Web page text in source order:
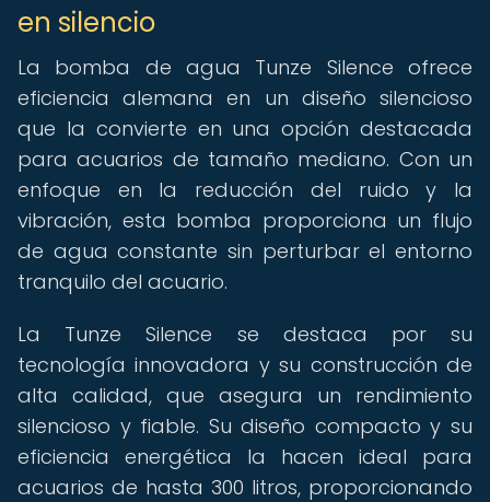
en silencio
La bomba de agua Tunze Silence ofrece
eficiencia alemana en un diseño silencioso
que la convierte en una opción destacada
para acuarios de tamaño mediano. Con un
enfoque en la reducción del ruido y la
vibración, esta bomba proporciona un flujo
de agua constante sin perturbar el entorno
tranquilo del acuario.
La Tunze Silence se destaca por su
tecnología innovadora y su construcción de
alta calidad, que asegura un rendimiento
silencioso y fiable. Su diseño compacto y su
eficiencia energética la hacen ideal para
acuarios de hasta 300 litros, proporcionando